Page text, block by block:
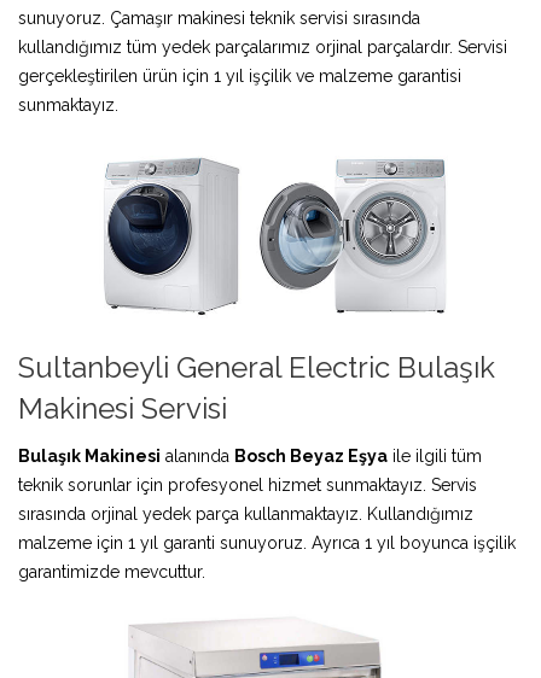
sunuyoruz. Çamaşır makinesi teknik servisi sırasında
kullandığımız tüm yedek parçalarımız orjinal parçalardır. Servisi
gerçekleştirilen ürün için 1 yıl işçilik ve malzeme garantisi
sunmaktayız.
Sultanbeyli General Electric Bulaşık
Makinesi Servisi
Bulaşık Makinesi alanında Bosch Beyaz Eşya ile ilgili tüm
teknik sorunlar için profesyonel hizmet sunmaktayız. Servis
sırasında orjinal yedek parça kullanmaktayız. Kullandığımız
malzeme için 1 yıl garanti sunuyoruz. Ayrıca 1 yıl boyunca işçilik
garantimizde mevcuttur.